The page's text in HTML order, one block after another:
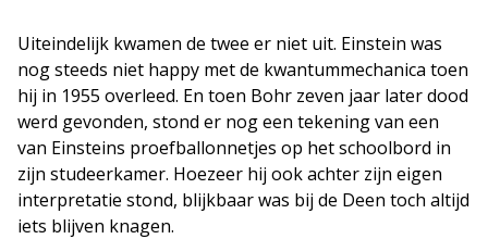
Uiteindelijk kwamen de twee er niet uit. Einstein was
nog steeds niet happy met de kwantummechanica toen
hij in 1955 overleed. En toen Bohr zeven jaar later dood
werd gevonden, stond er nog een tekening van een
van Einsteins proefballonnetjes op het schoolbord in
zijn studeerkamer. Hoezeer hij ook achter zijn eigen
interpretatie stond, blijkbaar was bij de Deen toch altijd
iets blijven knagen.